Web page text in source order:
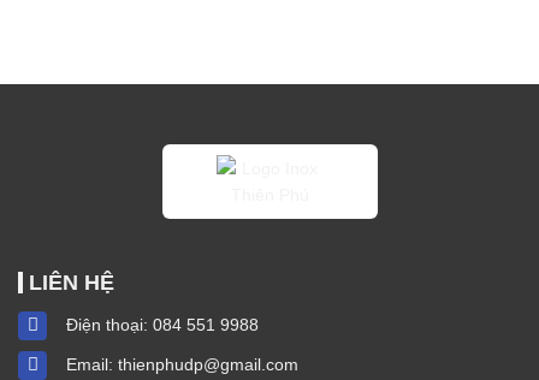
LIÊN HỆ
Điện thoại: 084 551 9988
Email: thienphudp@gmail.com